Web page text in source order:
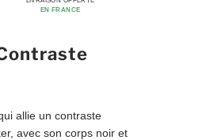
EN FRANCE
allie un contraste
avec son corps noir et